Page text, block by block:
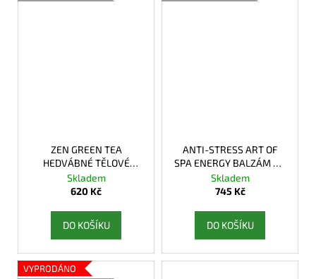
ZEN GREEN TEA
HEDVÁBNÉ TĚLOVÉ
MÁSLO
Skladem
620 Kč
DO KOŠÍKU
ANTI-STRESS ART OF
SPA ENERGY BALZÁM NA
OBLIČEJ & TĚLO
Skladem
745 Kč
DO KOŠÍKU
VYPRODÁNO